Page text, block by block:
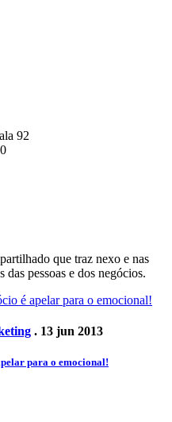
92
que traz nexo e nas
das pessoas e dos negócios.
. 13 jun 2013
para o emocional!